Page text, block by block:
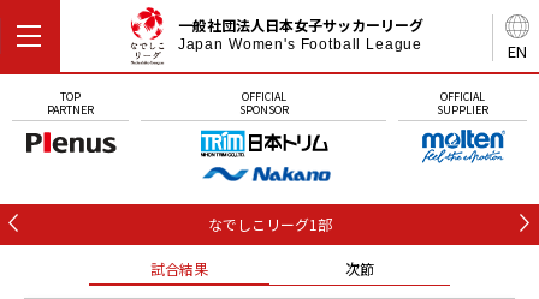
EN
一般社団法人日本女子サッカーリーグ
Japan Women's Football League
TOP
PARTNER
OFFICIAL
SPONSOR
OFFICIAL
SUPPLIER
なでしこリーグ1部
試合結果 次節